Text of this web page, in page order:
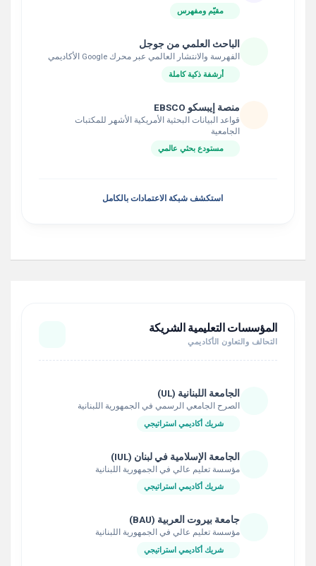
مقيّم ومفهرس
الباحث العلمي من جوجل
الفهرسة والانتشار العالمي عبر محرك Google الأكاديمي
أرشفة ذكية كاملة
منصة إيبسكو EBSCO
قواعد البيانات البحثية الأمريكية الأشهر للمكتبات
الجامعية
مستودع بحثي عالمي
استكشف شبكة الاعتمادات بالكامل
المؤسسات التعليمية الشريكة
التحالف والتعاون الأكاديمي
الجامعة اللبنانية (UL)
الصرح الجامعي الرسمي في الجمهورية اللبنانية
شريك أكاديمي استراتيجي
الجامعة الإسلامية في لبنان (IUL)
مؤسسة تعليم عالي في الجمهورية اللبنانية
شريك أكاديمي استراتيجي
جامعة بيروت العربية (BAU)
مؤسسة تعليم عالي في الجمهورية اللبنانية
شريك أكاديمي استراتيجي